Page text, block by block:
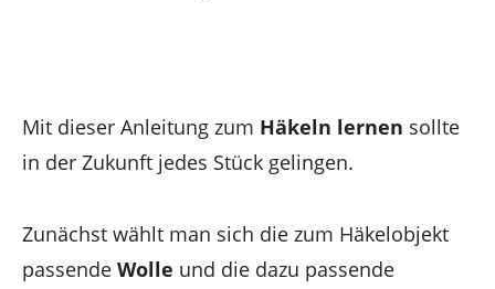
Mit dieser Anleitung zum Häkeln lernen sollte
in der Zukunft jedes Stück gelingen.
Zunächst wählt man sich die zum Häkelobjekt
passende Wolle und die dazu passende